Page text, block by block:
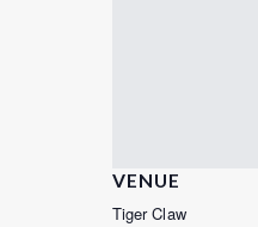
VENUE
Tiger Claw